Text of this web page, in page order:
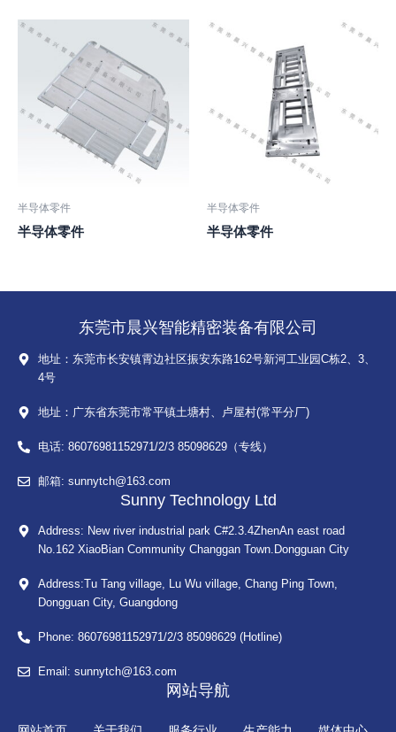
半导体零件
半导体零件
半导体零件
半导体零件
东莞市晨兴智能精密装备有限公司
地址：东莞市长安镇霄边社区振安东路162号新河工业园C栋2、3、
4号
地址：广东省东莞市常平镇土塘村、卢屋村(常平分厂)
电话: 86076981152971/2/3 85098629（专线）
邮箱: sunnytch@163.com
Sunny Technology Ltd
Address: New river industrial park C#2.3.4ZhenAn east road
No.162 XiaoBian Community Changgan Town.Dongguan City
Address:Tu Tang village, Lu Wu village, Chang Ping Town,
Dongguan City, Guangdong
Phone: 86076981152971/2/3 85098629 (Hotline)
Email: sunnytch@163.com
网站导航